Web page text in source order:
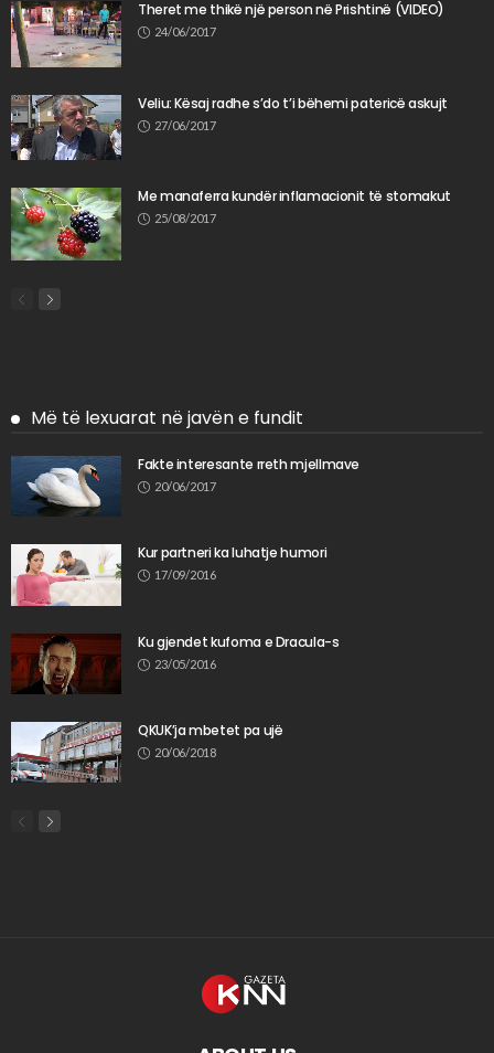
Theret me thikë një person në Prishtinë (VIDEO)
24/06/2017
Veliu: Kësaj radhe s’do t’i bëhemi patericë askujt
27/06/2017
Me manaferra kundër inflamacionit të stomakut
25/08/2017
Më të lexuarat në javën e fundit
Fakte interesante rreth mjellmave
20/06/2017
Kur partneri ka luhatje humori
17/09/2016
Ku gjendet kufoma e Dracula-s
23/05/2016
QKUK’ja mbetet pa ujë
20/06/2018